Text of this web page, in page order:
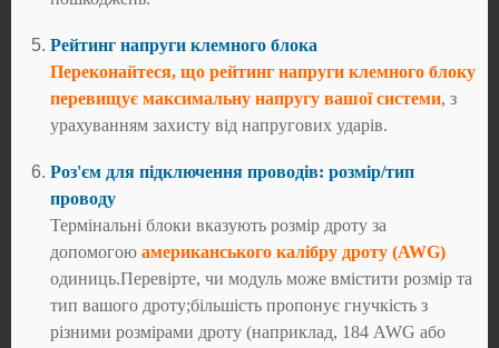
Рейтинг напруги клемного блока
Переконайтеся, що рейтинг напруги клемного блоку
перевищує максимальну напругу вашої системи, з
урахуванням захисту від напругових ударів.
Роз'єм для підключення проводів: розмір/тип
проводу
Термінальні блоки вказують розмір дроту за
допомогою американського калібру дроту (AWG)
одиниць.Перевірте, чи модуль може вмістити розмір та
тип вашого дроту;більшість пропонує гнучкість з
різними розмірами дроту (наприклад, 184 AWG або